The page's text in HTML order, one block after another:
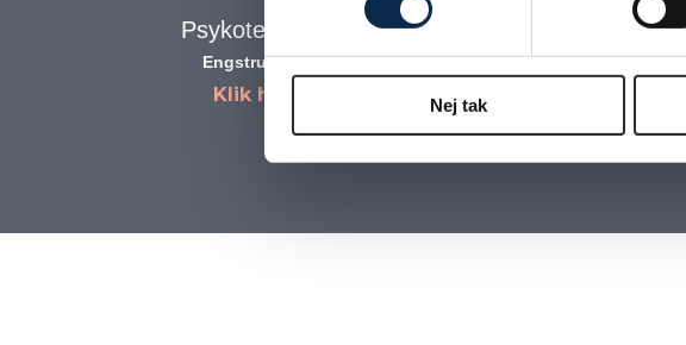
Nej tak
Psykoterapeut Susanne Møbius
Engstrupgårdsvej 27, 2650 Hvidovre
Klik her for rutevejledning
CVR: 40308334